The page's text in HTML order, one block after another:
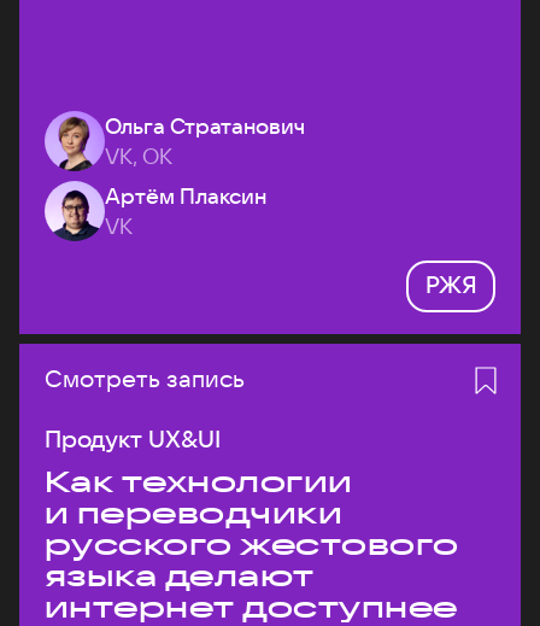
Ольга Стратанович
VK, ОК
Артём Плаксин
VK
РЖЯ
Смотреть запись
Продукт UX&UI
Как технологии
и переводчики
русского жестового
языка делают
интернет доступнее